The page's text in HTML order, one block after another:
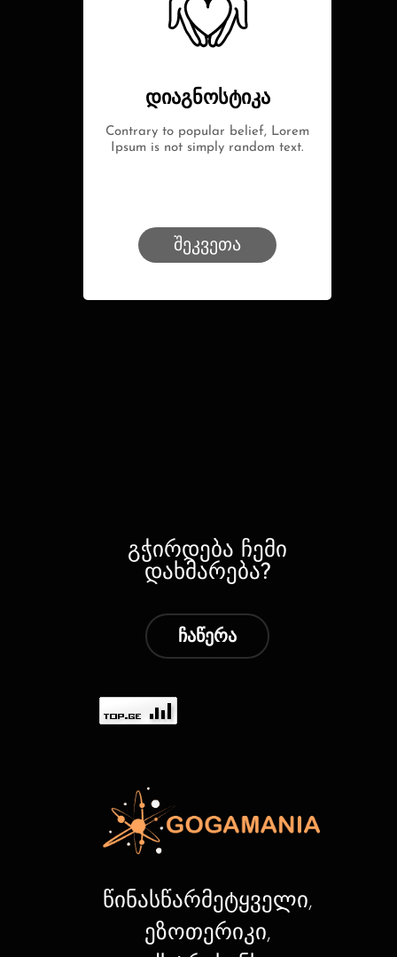
დიაგნოსტიკა
Contrary to popular belief, Lorem
Ipsum is not simply random text.
შეკვეთა
გჭირდება ჩემი
დახმარება?
ჩაწერა
წინასწარმეტყველი,
ეზოთერიკი,